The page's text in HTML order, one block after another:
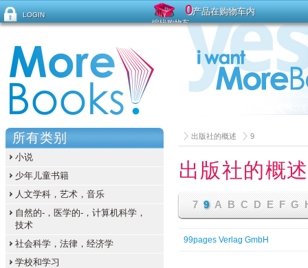
出版社的概述 9
出版社的概述
7 9 A B C D E F G
99pages Verlag GmbH
所有类别
小说
少年儿童书籍
人文学科，艺术，音乐
自然的-，医学的-，计算机科学，
技术
社会科学，法律，经济学
学校和学习
LOGIN
忘记密码？
0产品在购物车内
编辑购物车